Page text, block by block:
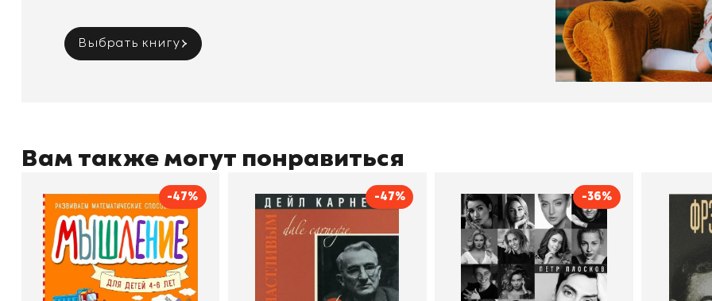
Выбрать книгу
Вам также могут понравиться
-47%
Мышление
Автор
Светлана Шкляревская
Издательство
Эксмодетство
-47%
Как стать счастливым
Автор
Дейл Карнеги
Издательство
Попурри, Минск
-36%
Сила Instagram. Простой
путь к миллиону
подписчиков
Автор
Петр Плосков
Издательство
Бомбора
Как